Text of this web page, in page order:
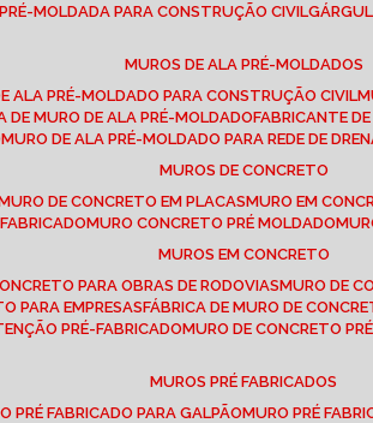
PRÉ-MOLDADA PARA CONSTRUÇÃO CIVIL
MUROS DE ALA PRÉ-MOLDADOS
ALA PRÉ-MOLDADO PARA CONSTRUÇÃO CIVIL
DE MURO DE ALA PRÉ-MOLDADO FABRICANTE
MURO DE ALA PRÉ-MOLDADO PARA REDE DE
MUROS DE CONCRETO
MURO DE CONCRETO EM PLACAS MURO EM
FABRICADO MURO CONCRETO PRÉ MOLDADO
MUROS EM CONCRETO
PARA OBRAS DE RODOVIAS
MURO DE
PARA EMPRESAS FÁBRICA DE MURO DE
PRÉ-FABRICADO MURO DE CONCRETO
MUROS PRÉ FABRICADOS
PRÉ FABRICADO PARA GALPÃO MURO PRÉ